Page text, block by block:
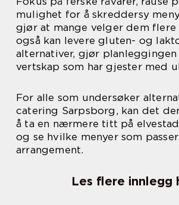
mulighet for å skreddersy
gjør at mange velger dem flere
også kan levere gluten- og
alternativer, gjør
vertskap som har gjester med
For alle som undersøker
catering Sarpsborg, kan det
å ta en nærmere titt på
og se hvilke menyer som
arrangement.
Les flere innlegg